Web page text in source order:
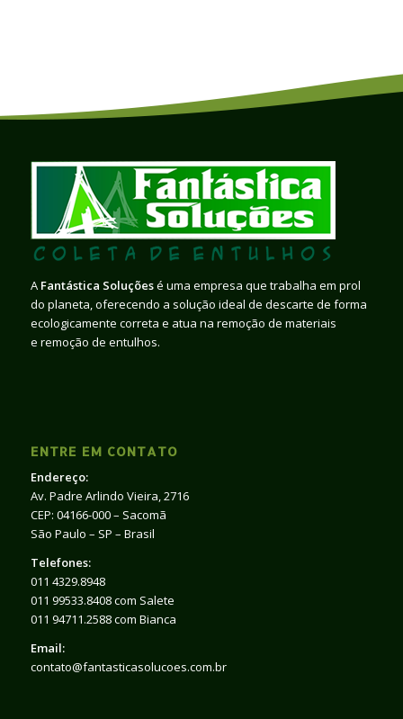
A Fantástica Soluçõesé uma empresa que trabalha em prol
do planeta, oferecendo a solução ideal de descarte de forma
ecologicamente correta e atua na remoção de materiais
e remoção de entulhos.
ENTRE EM CONTATO
Endereço:
Av. Padre Arlindo Vieira, 2716
CEP: 04166-000 – Sacomã
São Paulo – SP – Brasil
Telefones:
011 4329.8948
011 99533.8408 com Salete
011 94711.2588 com Bianca
Email:
contato@fantasticasolucoes.com.br